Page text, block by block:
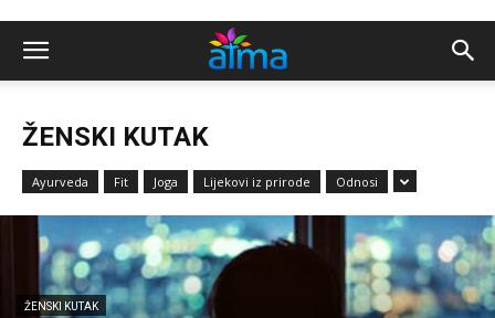
ŽENSKI KUTAK
Ayurveda Fit Joga Lijekovi iz prirode Odnosi
ŽENSKI KUTAK